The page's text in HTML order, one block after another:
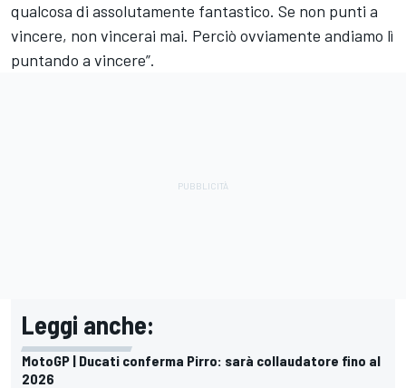
qualcosa di assolutamente fantastico. Se non punti a
vincere, non vincerai mai. Perciò ovviamente andiamo lì
puntando a vincere”.
Leggi anche:
MotoGP | Ducati conferma Pirro: sarà collaudatore fino al
2026